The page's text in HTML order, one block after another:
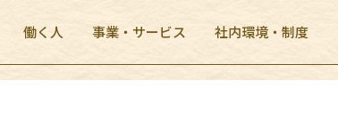
働く人 事業・サービス 社内環境・制度